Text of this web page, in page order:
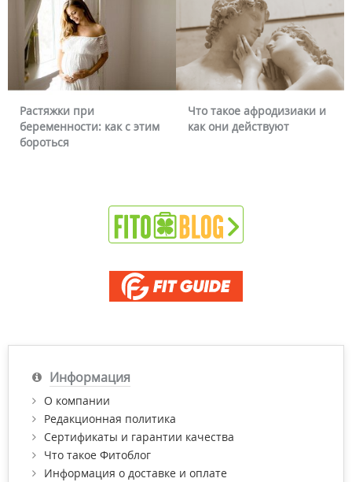
Что такое афродизиаки и
как они действуют
Почему краснеет лицо и
можно ли это убрать
Информация
О компании
Редакционная политика
Сертификаты и гарантии качества
Что такое Фитоблог
Информация о доставке и оплате